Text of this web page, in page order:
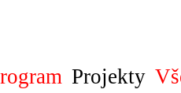
Projekty